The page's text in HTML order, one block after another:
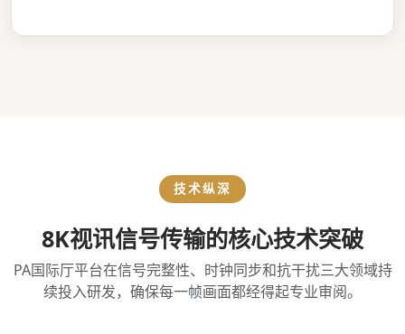
技术纵深
8K视讯信号传输的核心技术突破
PA国际厅平台在信号完整性、时钟同步和抗干扰三大领域持
续投入研发，确保每一帧画面都经得起专业审阅。